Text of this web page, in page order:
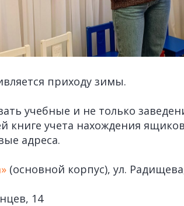
приходу зимы.
учебные и не только
книге учета нахождения
адреса.
(основной корпус), ул.
14